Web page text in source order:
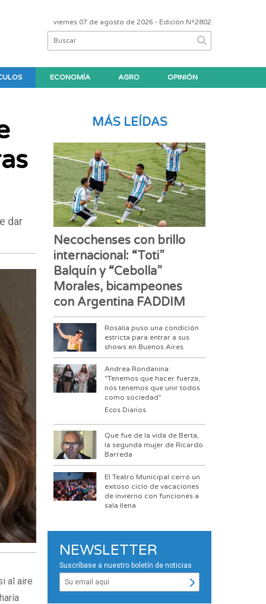
viernes 07 de agosto de 2026 - Edición Nº2802
ECONOMÍA AGRO OPINIÓN
dar
al aire
MÁS LEÍDAS
Necochenses con brillo
internacional: “Toti”
Balquín y “Cebolla”
Morales, bicampeones
con Argentina FADDIM
Rosalía puso una condición
estricta para entrar a sus
shows en Buenos Aires
Andrea Rondanina:
"Tenemos que hacer fuerza,
nos tenemos que unir todos
como sociedad"
Ecos Diarios
Qué fue de la vida de Berta,
la segunda mujer de Ricardo
Barreda
El Teatro Municipal cerró un
exitoso ciclo de vacaciones
de invierno con funciones a
sala llena
NEWSLETTER
Suscríbase a nuestro boletín de noticias